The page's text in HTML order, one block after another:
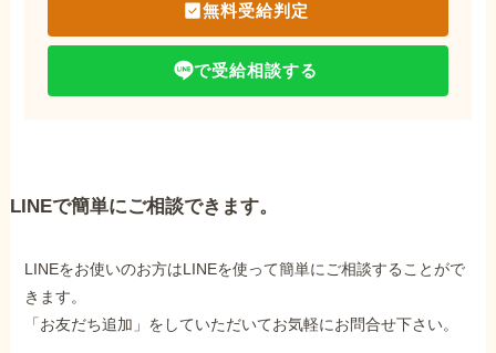
無料受給判定
で受給相談する
LINEで簡単にご相談できます。
LINEをお使いのお方はLINEを使って簡単にご相談することがで
きます。
「お友だち追加」をしていただいてお気軽にお問合せ下さい。